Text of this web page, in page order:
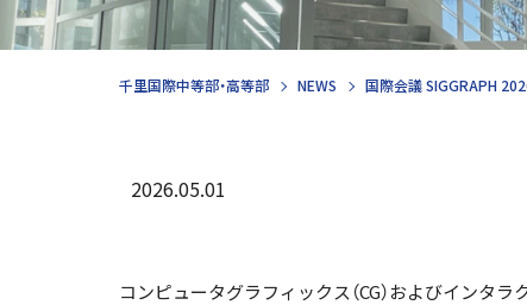
千里国際中等部・高等部 NEWS 国際会議 SIGGRAPH
2026.05.01
コンピュータグラフィックス（CG）およびインタ